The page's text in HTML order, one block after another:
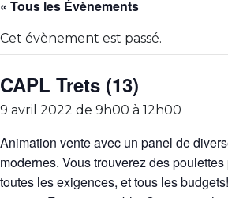
« Tous les Évènements
Cet évènement est passé.
CAPL Trets (13)
9 avril 2022 de 9h00 à 12h00
Animation vente avec un panel de
modernes. Vous trouverez des
toutes les exigences, et tous les